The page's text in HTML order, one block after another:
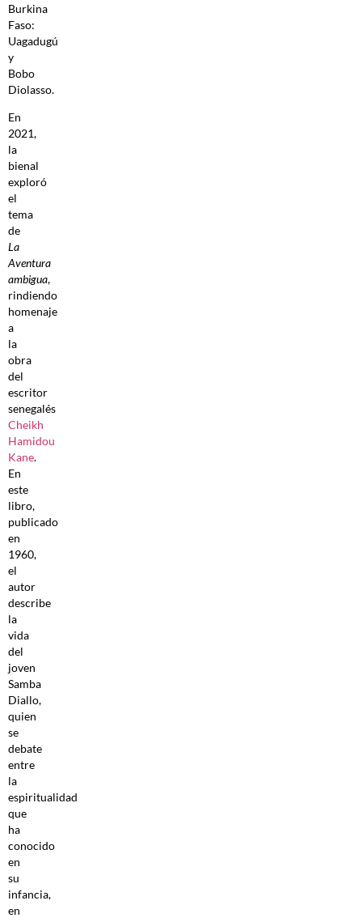
Burkina
Faso:
Uagadugú
y
Bobo
Diolasso.
En
2021,
la
bienal
exploró
el
tema
de
La
Aventura
ambigua,
rindiendo
homenaje
a
la
obra
del
escritor
senegalés
Cheikh
Hamidou
Kane.
En
este
libro,
publicado
en
1960,
el
autor
describe
la
vida
del
joven
Samba
Diallo,
quien
se
debate
entre
la
espiritualidad
que
ha
conocido
en
su
infancia,
en